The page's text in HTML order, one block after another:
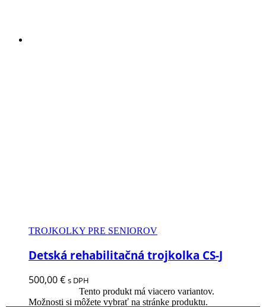
TROJKOLKY PRE SENIOROV
Detská rehabilitačná trojkolka CS-J
500,00€ s DPH
Tento produkt má viacero variantov.
Možnosti si môžete vybrať na stránke produktu.